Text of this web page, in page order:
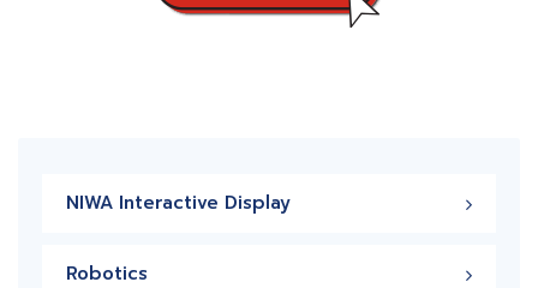
NIWA Interactive Display
Robotics